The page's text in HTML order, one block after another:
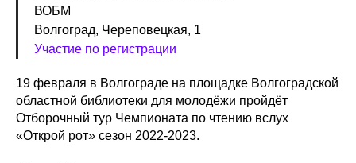
ВОБМ
Волгоград, Череповецкая, 1
Участие по регистрации
19 февраля в Волгограде на площадке Волгоградской
областной библиотеки для молодёжи пройдёт
Отборочный тур Чемпионата по чтению вслух
«Открой рот» сезон 2022-2023.